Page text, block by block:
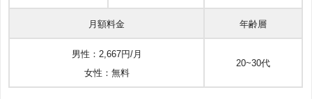
月額料金 年齢層
男性：2,667円/月
女性：無料
20~30代